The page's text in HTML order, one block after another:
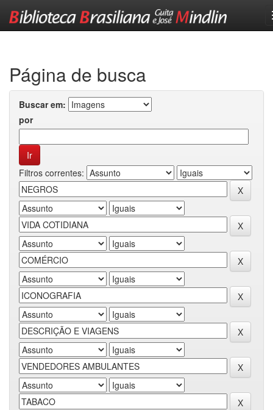
Página de busca
Buscar em:
por
Filtros correntes: